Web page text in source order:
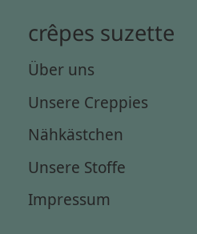
crêpes suzette
Über uns
Unsere Creppies
Nähkästchen
Unsere Stoffe
Impressum